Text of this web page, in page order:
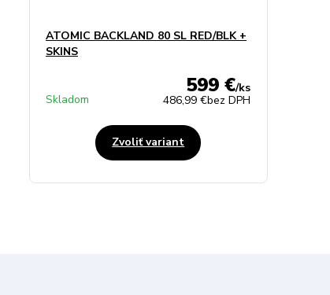
ATOMIC BACKLAND 80 SL RED/BLK +
SKINS
599 €/ks
486,99 €bez DPH
Skladom
Zvoliť variant